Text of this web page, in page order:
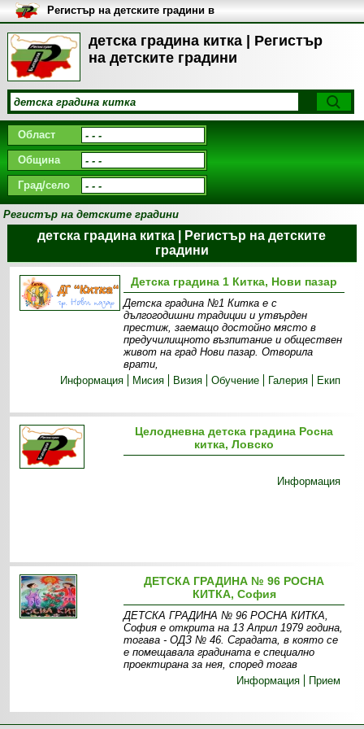
детска градина китка | Регистър
на детските градини
Регистър на детските градини в
България
Област
Община
Град/село
Регистър на детските градини
детска градина китка | Регистър на детските
градини
Детска градина 1 Китка, Нови пазар
Детска градина №1 Китка е с
дългогодишни традиции и утвърден
престиж, заемащо достойно място в
предучилищното възпитание и обществен
живот на град Нови пазар. Отворила
врати,
Информация
Мисия Визия Обучение Галерия Екип
Целодневна детска градина Росна
китка, Ловско
Информация
ДЕТСКА ГРАДИНА № 96 РОСНА
КИТКА, София
ДЕТСКА ГРАДИНА № 96 РОСНА КИТКА,
София е открита на 13 Април 1979 година,
тогава - ОДЗ № 46. Сградата, в която се
е помещавала градината е специално
проектирана за нея, според тогав
Информация
Прием